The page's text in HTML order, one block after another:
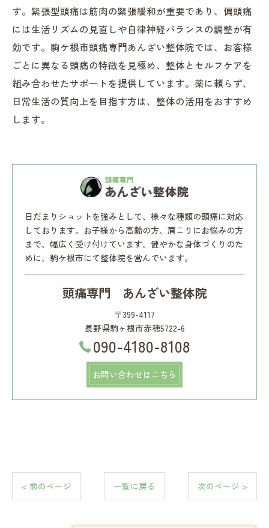
す。緊張型頭痛は筋肉の緊張緩和が重要であり、偏頭痛
には生活リズムの見直しや自律神経バランスの調整が有
効です。駒ケ根市頭痛専門あんざい整体院では、お客様
ごとに異なる頭痛の特徴を見極め、整体とセルフケアを
組み合わせたサポートを提供しています。薬に頼らず、
日常生活の質向上を目指す方は、整体の活用をおすすめ
します。
日だまりショットを強みとして、様々な種類の頭痛に対応
しております。お子様から高齢の方、肩こりにお悩みの方
まで、幅広く受け付けています。健やかな身体づくりのた
めに、駒ケ根市にて整体院を営んでいます。
頭痛専門 あんざい整体院
〒399-4117
長野県駒ヶ根市赤穂5722-6
090-4180-8108
お問い合わせはこちら
< 前のページ 一覧に戻る 次のページ >